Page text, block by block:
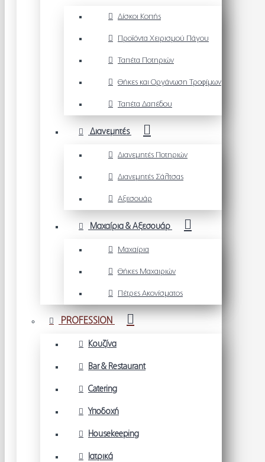
Δίσκοι Κοπής
Προϊόντα Χειρισμού Πάγου
Ταπέτα Ποτηριών
Θήκες και Οργάνωση Τροφίμων
Ταπέτα Δαπέδου
Διανεμητές
Διανεμητές Ποτηριών
Διανεμητές Σάλτσας
Αξεσουάρ
Μαχαίρια & Αξεσουάρ
Μαχαίρια
Θήκες Μαχαιριών
Πέτρες Ακονίσματος
PROFESSION
Κουζίνα
Bar & Restaurant
Catering
Υποδοχή
Housekeeping
Ιατρικά